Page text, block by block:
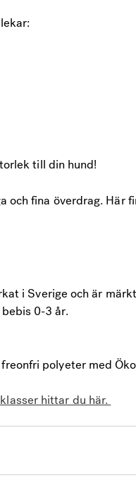
till din hund!
och fina överdrag. Här
i Sverige och är
0-3 år.
polyeter med
hittar du här.